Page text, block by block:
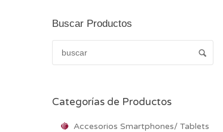
Buscar Productos
Categorías de Productos
Accesorios Smartphones/ Tablets